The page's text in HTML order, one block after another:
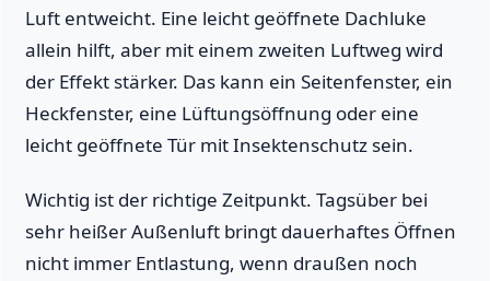
Luft entweicht. Eine leicht geöffnete Dachluke
allein hilft, aber mit einem zweiten Luftweg wird
der Effekt stärker. Das kann ein Seitenfenster, ein
Heckfenster, eine Lüftungsöffnung oder eine
leicht geöffnete Tür mit Insektenschutz sein.
Wichtig ist der richtige Zeitpunkt. Tagsüber bei
sehr heißer Außenluft bringt dauerhaftes Öffnen
nicht immer Entlastung, wenn draußen noch